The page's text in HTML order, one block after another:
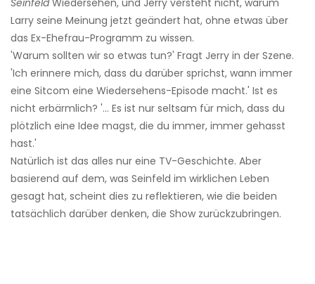
SeinfeldWiedersehen, und Jerry versteht nicht, warum
Larry seine Meinung jetzt geändert hat, ohne etwas über
das Ex-Ehefrau-Programm zu wissen.
'Warum sollten wir so etwas tun?' Fragt Jerry in der Szene.
'Ich erinnere mich, dass du darüber sprichst, wann immer
eine Sitcom eine Wiedersehens-Episode macht.' Ist es
nicht erbärmlich? '... Es ist nur seltsam für mich, dass du
plötzlich eine Idee magst, die du immer, immer gehasst
hast.'
Natürlich ist das alles nur eine TV-Geschichte. Aber
basierend auf dem, was Seinfeld im wirklichen Leben
gesagt hat, scheint dies zu reflektieren, wie die beiden
tatsächlich darüber denken, die Show zurückzubringen.